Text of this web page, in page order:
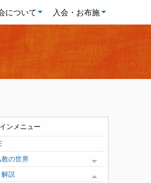
について 入会・お布施
ンメニュー
の世界
Toggle menu
説
Toggle menu